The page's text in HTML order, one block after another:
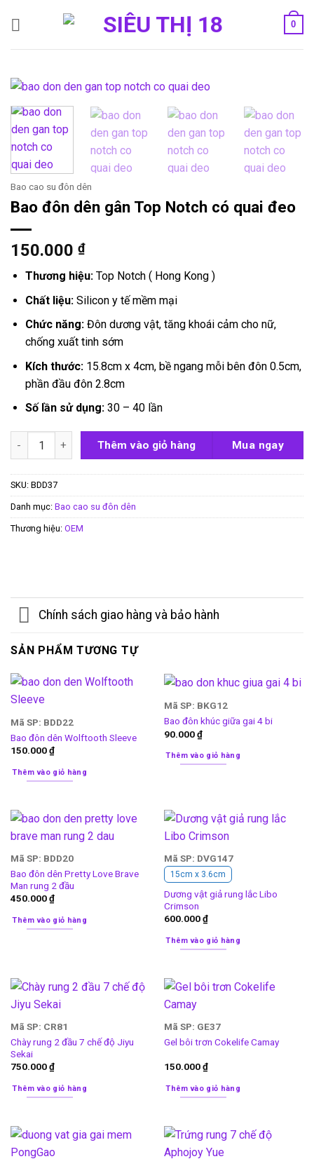
0
Bao cao su đôn dên
Bao đôn dên gân Top Notch có quai đeo
150.000 ₫
Thương hiệu: Top Notch ( Hong Kong )
Chất liệu: Silicon y tế mềm mại
Chức năng: Đôn dương vật, tăng khoái cảm cho nữ,
chống xuất tinh sớm
Kích thước:15.8cm x 4cm, bề ngang mỗi bên đôn 0.5cm,
phần đầu đôn 2.8cm
Số lần sử dụng:30 – 40 lần
Bao đôn dên gân Top Notch có quai đeo số lượng
Thêm vào giỏ hàng Mua ngay
SKU: BDD37
Danh mục: Bao cao su đôn dên
Thương hiệu: OEM
Chính sách giao hàng và bảo hành
SẢN PHẨM TƯƠNG TỰ
Mã SP: BDD22
Bao đôn dên Wolftooth Sleeve
150.000₫
Thêm vào giỏ hàng
Mã SP: BKG12
Bao đôn khúc giữa gai 4 bi
90.000₫
Thêm vào giỏ hàng
Mã SP: BDD20
Bao đôn dên Pretty Love Brave
Man rung 2 đầu
450.000₫
Thêm vào giỏ hàng
Mã SP: DVG147
15cm x 3.6cm
Dương vật giả rung lắc Libo
Crimson
600.000₫
Thêm vào giỏ hàng
Mã SP: CR81
Chày rung 2 đầu 7 chế độ Jiyu
Sekai
750.000₫
Thêm vào giỏ hàng
Mã SP: GE37
Gel bôi trơn Cokelife Camay
150.000₫
Thêm vào giỏ hàng